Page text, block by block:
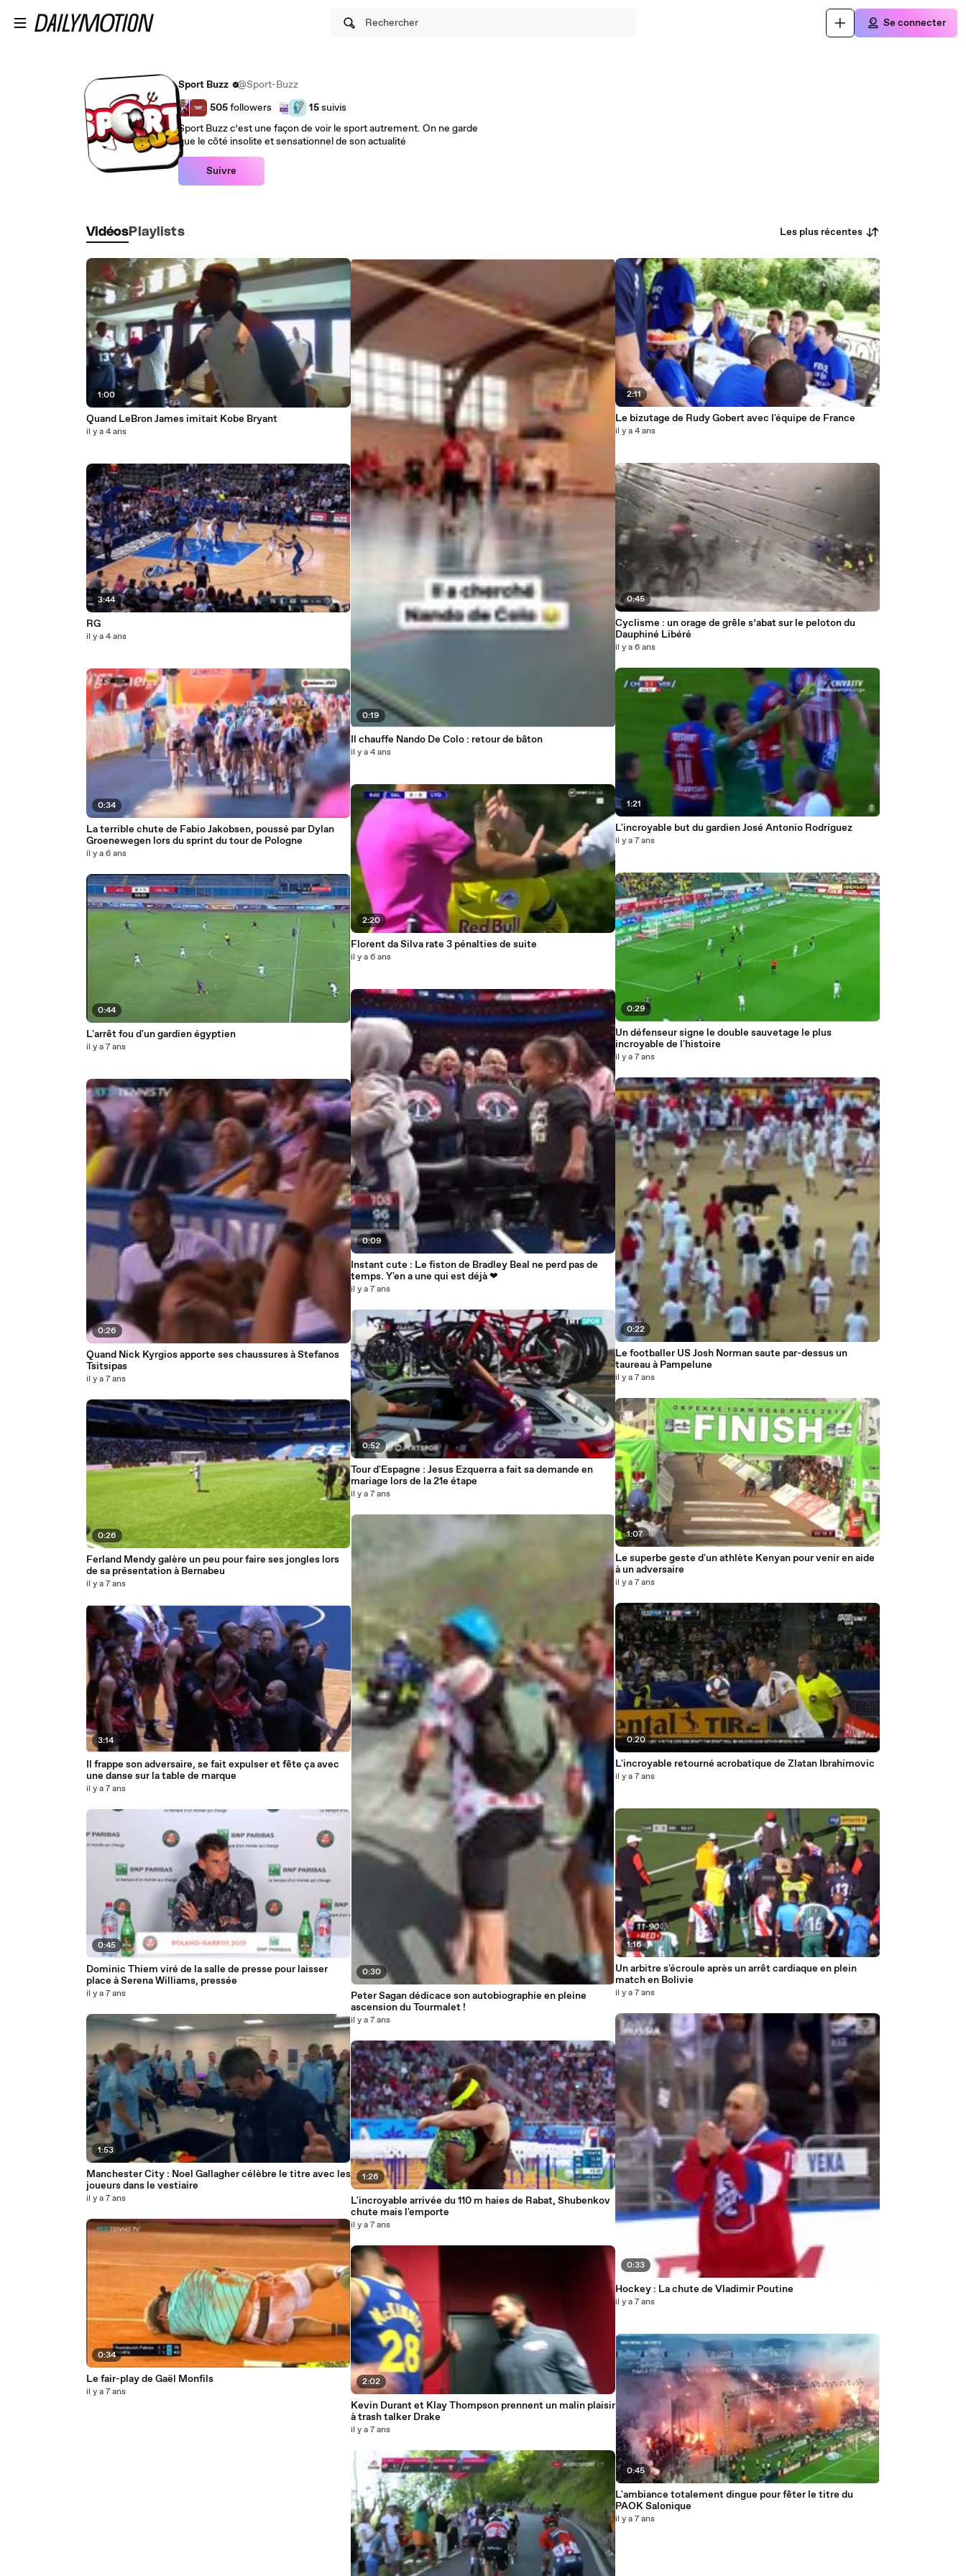
Rechercher Se connecter
Sport Buzz
@Sport-Buzz
505followers 15suivis
Sport Buzz c’est une façon de voir le sport autrement. On ne garde
que le côté insolite et sensationnel de son actualité
Suivre
Vidéos Playlists Les plus récentes
1:00
Quand LeBron James imitait Kobe Bryant
il y a 4 ans
3:44
RG
il y a 4 ans
0:34
La terrible chute de Fabio Jakobsen, poussé par Dylan
Groenewegen lors du sprint du tour de Pologne
il y a 6 ans
0:44
L'arrêt fou d'un gardien égyptien
il y a 7 ans
0:26
Quand Nick Kyrgios apporte ses chaussures à Stefanos
Tsitsipas
il y a 7 ans
0:26
Ferland Mendy galère un peu pour faire ses jongles lors
de sa présentation à Bernabeu
il y a 7 ans
3:14
Il frappe son adversaire, se fait expulser et fête ça avec
une danse sur la table de marque
il y a 7 ans
0:45
Dominic Thiem viré de la salle de presse pour laisser
place à Serena Williams, pressée
il y a 7 ans
1:53
Manchester City : Noel Gallagher célèbre le titre avec les
joueurs dans le vestiaire
il y a 7 ans
0:34
Le fair-play de Gaël Monfils
il y a 7 ans
0:19
Il chauffe Nando De Colo : retour de bâton
il y a 4 ans
2:20
Florent da Silva rate 3 pénalties de suite
il y a 6 ans
0:09
Instant cute : Le fiston de Bradley Beal ne perd pas de
temps. Y'en a une qui est déjà ❤
il y a 7 ans
0:52
Tour d'Espagne : Jesus Ezquerra a fait sa demande en
mariage lors de la 21e étape
il y a 7 ans
0:30
Peter Sagan dédicace son autobiographie en pleine
ascension du Tourmalet !
il y a 7 ans
1:26
L'incroyable arrivée du 110 m haies de Rabat, Shubenkov
chute mais l'emporte
il y a 7 ans
2:02
Kevin Durant et Klay Thompson prennent un malin plaisir
à trash talker Drake
il y a 7 ans
2:11
Le bizutage de Rudy Gobert avec l'équipe de France
il y a 4 ans
0:45
Cyclisme : un orage de grêle s’abat sur le peloton du
Dauphiné Libéré
il y a 6 ans
1:21
L'incroyable but du gardien José Antonio Rodríguez
il y a 7 ans
0:29
Un défenseur signe le double sauvetage le plus
incroyable de l'histoire
il y a 7 ans
0:22
Le footballer US Josh Norman saute par-dessus un
taureau à Pampelune
il y a 7 ans
1:07
Le superbe geste d'un athlète Kenyan pour venir en aide
à un adversaire
il y a 7 ans
0:20
L'incroyable retourné acrobatique de Zlatan Ibrahimovic
il y a 7 ans
1:16
Un arbitre s'écroule après un arrêt cardiaque en plein
match en Bolivie
il y a 7 ans
0:33
Hockey : La chute de Vladimir Poutine
il y a 7 ans
0:45
L'ambiance totalement dingue pour fêter le titre du
PAOK Salonique
il y a 7 ans